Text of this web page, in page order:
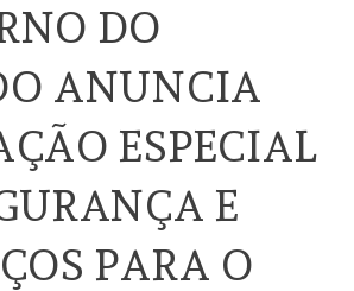
DO
ANUNCIA
ESPECIAL
E
PARA O